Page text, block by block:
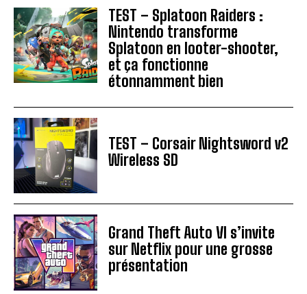
TEST – Splatoon Raiders :
Nintendo transforme
Splatoon en looter-shooter,
et ça fonctionne
étonnamment bien
TEST – Corsair Nightsword v2
Wireless SD
Grand Theft Auto VI s’invite
sur Netflix pour une grosse
présentation